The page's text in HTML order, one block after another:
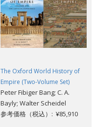
The Oxford World History of
Empire (Two-Volume Set)
Peter Fibiger Bang; C. A.
Bayly; Walter Scheidel
参考価格（税込）: ¥85,910